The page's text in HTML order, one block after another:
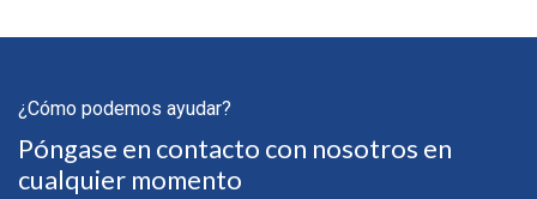
¿Cómo podemos ayudar?
Póngase en contacto con nosotros en
cualquier momento